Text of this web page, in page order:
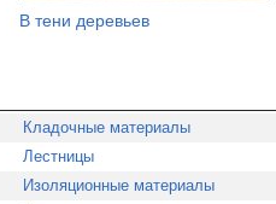
В тени деревьев
Кладочные материалы
Лестницы
Изоляционные материалы